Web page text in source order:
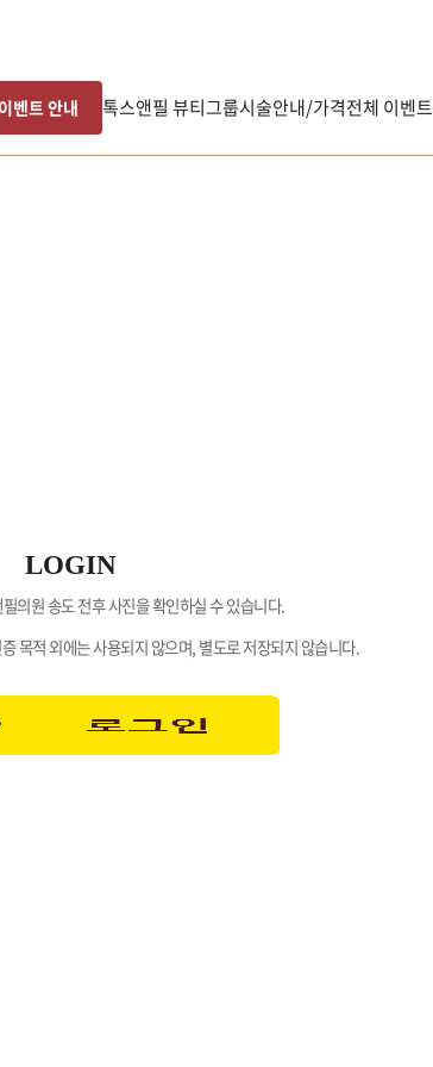
이벤트 안내 톡스앤필 뷰티그룹시술안내/가격전체 이벤트
LOGIN
의원 송도 전후 사진을 확인하실 수 있습니다.
목적 외에는 사용되지 않으며, 별도로 저장되지 않습니다.